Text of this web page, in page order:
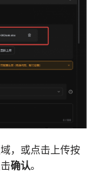
，或点击上传按
确认。